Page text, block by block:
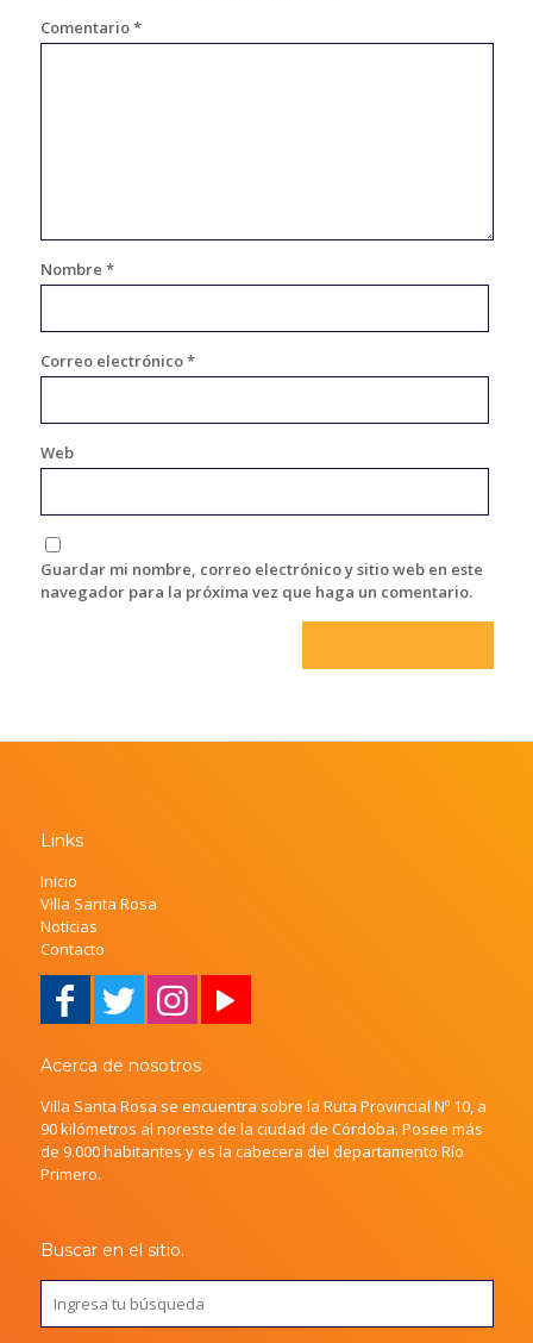
Comentario*
Nombre *
Correo electrónico*
Web
Guardar mi nombre, correo electrónico y sitio web en este
navegador para la próxima vez que haga un comentario.
Links
Inicio
Villa Santa Rosa
Noticias
Contacto
Acerca de nosotros
Villa Santa Rosa se encuentra sobre la Ruta Provincial Nº 10, a
90 kilómetros al noreste de la ciudad de Córdoba. Posee más
de 9.000 habitantes y es la cabecera del departamento Río
Primero.
Buscar en el sitio.